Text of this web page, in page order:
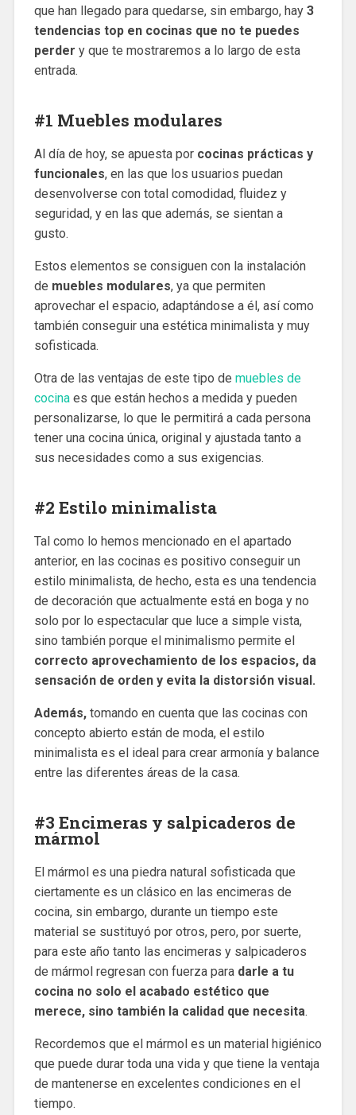
que han llegado para quedarse, sin embargo, hay 3
tendencias top en cocinas que no te puedes
perder y que te mostraremos a lo largo de esta
entrada.
#1 Muebles modulares
Al día de hoy, se apuesta por cocinas prácticas y
funcionales, en las que los usuarios puedan
desenvolverse con total comodidad, fluidez y
seguridad, y en las que además, se sientan a
gusto.
Estos elementos se consiguen con la instalación
de muebles modulares, ya que permiten
aprovechar el espacio, adaptándose a él, así como
también conseguir una estética minimalista y muy
sofisticada.
Otra de las ventajas de este tipo de muebles de
cocinaes que están hechos a medida y pueden
personalizarse, lo que le permitirá a cada persona
tener una cocina única, original y ajustada tanto a
sus necesidades como a sus exigencias.
#2 Estilo minimalista
Tal como lo hemos mencionado en el apartado
anterior, en las cocinas es positivo conseguir un
estilo minimalista, de hecho, esta es una tendencia
de decoración que actualmente está en boga y no
solo por lo espectacular que luce a simple vista,
sino también porque el minimalismo permite el
correcto aprovechamiento de los espacios, da
sensación de orden y evita la distorsión visual.
Además,tomando en cuenta que las cocinas con
concepto abierto están de moda, el estilo
minimalista es el ideal para crear armonía y balance
entre las diferentes áreas de la casa.
#3 Encimeras y salpicaderos de
mármol
El mármol es una piedra natural sofisticada que
ciertamente es un clásico en las encimeras de
cocina, sin embargo, durante un tiempo este
material se sustituyó por otros, pero, por suerte,
para este año tanto las encimeras y salpicaderos
de mármol regresan con fuerza para darle a tu
cocina no solo el acabado estético que
merece, sino también la calidad que necesita.
Recordemos que el mármol es un material higiénico
que puede durar toda una vida y que tiene la ventaja
de mantenerse en excelentes condiciones en el
tiempo.